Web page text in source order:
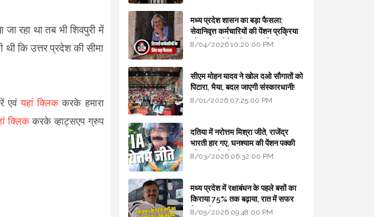
रहा था तब भी शिवपुरी में
कि उत्तर प्रदेश की सीमा
एवंयहां क्लिक करके हमारा
क्लिककरके व्हाट्सएप ग्रुप
मध्य प्रदेश शासन का बड़ा फैसला:
सेवानिवृत्त कर्मचारियों की पेंशन प्रक्रिया
और बजट कोडिंग में हुए क्रांतिकारी
8/04/2026 10:20:00 PM
सीएम मोहन यादव ने खोल दओ सौगातों को
पिटारा, भैया, बदल जाएगी संस्कारधानी!
8/01/2026 07:25:00 PM
दतिया में नरोत्तम मिश्रा जीते, राजेंद्र
भारती हार गए, घनश्याम की पेंशन पक्की
और आशुतोष बैक टू...
8/03/2026 06:32:00 PM
मध्य प्रदेश में रक्षाबंधन के पहले बसों का
किराया 75% तक बढ़ाया, रात में सफर
किया तो 10% एक्स्ट्रा
8/05/2026 09:48:00 PM